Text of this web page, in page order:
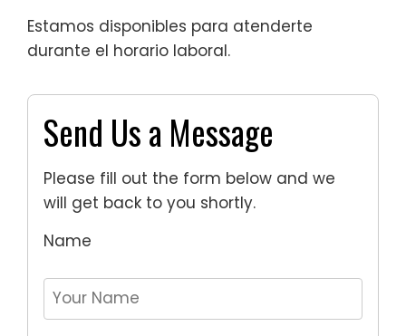
Estamos disponibles para atenderte
durante el horario laboral.
Send Us a Message
Please fill out the form below and we
will get back to you shortly.
Name